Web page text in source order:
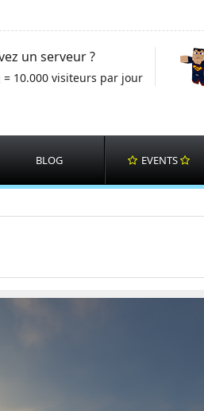
un serveur ?
= 10.000 visiteurs par jour
BLOG EVENTS